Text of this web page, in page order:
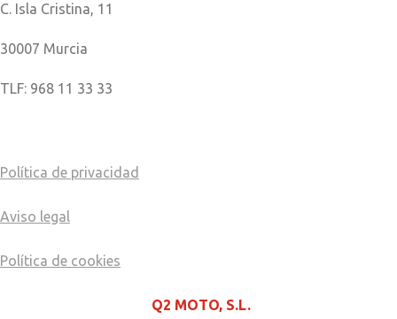
C. Isla Cristina, 11
30007 Murcia
TLF: 968 11 33 33
Política de privacidad
Aviso legal
Política de cookies
Q2 MOTO, S.L.